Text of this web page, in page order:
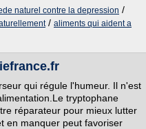
naturel contre la depression /
/ aliments qui aident a
qui régule l'humeur. Il n'est
tryptophane
réparateur pour mieux lutter
en manquer peut favoriser